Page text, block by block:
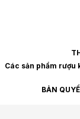
Các sản phẩm rượu
BẢN